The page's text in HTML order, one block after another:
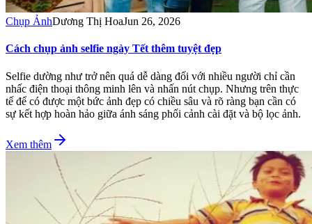
Chụp ẢnhDương Thị HoaJun 26, 2026
Cách chụp ảnh selfie ngày Tết thêm tuyệt đẹp
Selfie dường như trở nên quá dễ dàng đối với nhiều người chỉ cần
nhấc điện thoại thông minh lên và nhấn nút chụp. Nhưng trên thực
tế để có được một bức ảnh đẹp có chiều sâu và rõ ràng bạn cần có
sự kết hợp hoàn hảo giữa ánh sáng phối cảnh cài đặt và bộ lọc ảnh.
Xem thêm